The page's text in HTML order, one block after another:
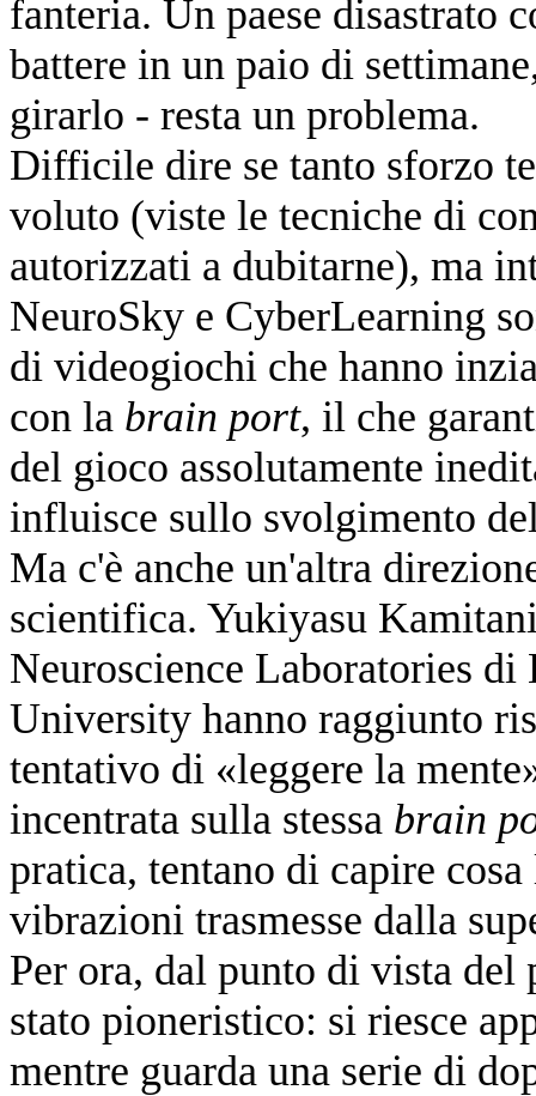
fanteria. Un paese disastrato
battere in un paio di
girarlo - resta un problema.
Difficile dire se tanto sforzo
voluto (viste le tecniche di
autorizzati a dubitarne), ma
NeuroSky e CyberLearning
di videogiochi che hanno
con la brain port, il che
del gioco assolutamente
influisce sullo svolgimento
Ma c'è anche un'altra
scientifica. Yukiyasu
Neuroscience Laboratories
University hanno raggiunto
tentativo di «leggere la
incentrata sulla stessa brain
pratica, tentano di capire
vibrazioni trasmesse dalla
Per ora, dal punto di vista
stato pioneristico: si riesce
mentre guarda una serie di